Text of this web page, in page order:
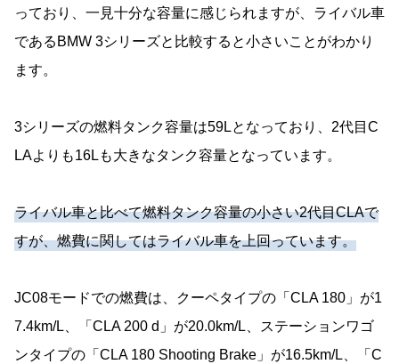
っており、一見十分な容量に感じられますが、ライバル車
であるBMW 3シリーズと比較すると小さいことがわかり
ます。
3シリーズの燃料タンク容量は59Lとなっており、2代目C
LAよりも16Lも大きなタンク容量となっています。
ライバル車と比べて燃料タンク容量の小さい2代目CLAで
すが、燃費に関してはライバル車を上回っています。
JC08モードでの燃費は、クーペタイプの「CLA 180」が1
7.4km/L、「CLA 200 d」が20.0km/L、ステーションワゴ
ンタイプの「CLA 180 Shooting Brake」が16.5km/L、「C